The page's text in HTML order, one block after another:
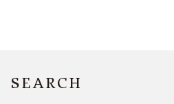
SEARCH